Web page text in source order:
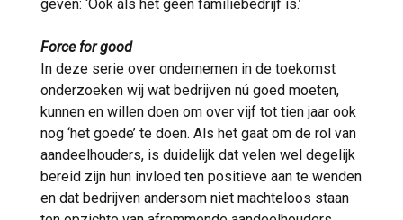
geven: ‘Ook als het geen familiebedrijf is.’
Force for good
In deze serie over ondernemen in de toekomst
onderzoeken wij wat bedrijven nú goed moeten,
kunnen en willen doen om over vijf tot tien jaar ook
nog ‘het goede’ te doen. Als het gaat om de rol van
aandeelhouders, is duidelijk dat velen wel degelijk
bereid zijn hun invloed ten positieve aan te wenden
en dat bedrijven andersom niet machteloos staan